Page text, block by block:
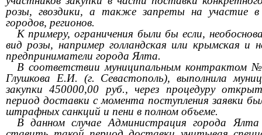
розы, гвоздики, а также запреты на участие в
городов, регионов.
К примеру, ограничения были бы если,
вид розы, например голландская или крымская и
предприниматели города Ялта.
В соответствии муниципальным
Глушкова Е.И. (г. Севастополь), выполнила
закупки 450000,00 руб., через процедуру
период доставки с момента поступления заявки
штрафных санкций и пени в полном объеме.
В данном случае Администрация города